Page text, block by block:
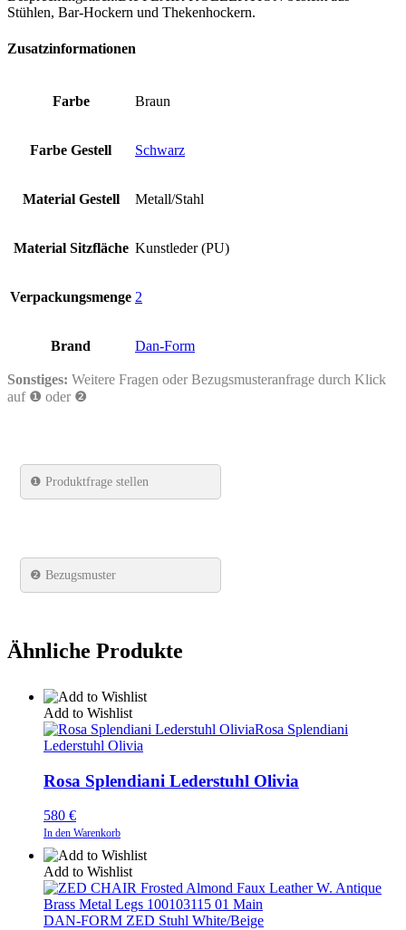
Stühlen, Bar-Hockern und Thekenhockern.
Zusatzinformationen
Farbe Braun
Farbe Gestell Schwarz
Material Gestell Metall/Stahl
Material Sitzfläche Kunstleder (PU)
Verpackungsmenge 2
Brand Dan-Form
Sonstiges: Weitere Fragen oder Bezugsmusteranfrage durch Klick
auf ❶ oder ❷
❶ Produktfrage stellen
❷ Bezugsmuster
Ähnliche Produkte
Add to Wishlist
Rosa Splendiani
Lederstuhl Olivia
Rosa Splendiani Lederstuhl Olivia
580 €
In den Warenkorb
Add to Wishlist
DAN-FORM ZED Stuhl White/Beige